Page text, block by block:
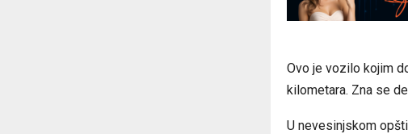
Ovo je vozilo kojim
kilometara. Zna se
U nevesinjskom